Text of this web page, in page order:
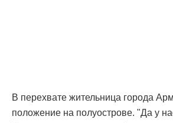
В перехвате жительница города
положение на полуострове. "Да у